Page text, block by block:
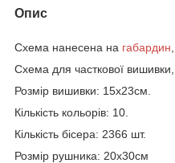
Опис
Схема нанесена на габардин
Схема для часткової
Розмір вишивки: 15х23см.
Кількість кольорів: 10.
Кількість бісера: 2366 шт.
Розмір рушника: 20х30см